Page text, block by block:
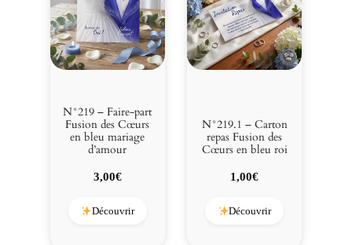
N°219 – Faire-part
Fusion des Cœurs
en bleu mariage
d’amour
3,00€
Découvrir
N°219.1 – Carton
repas Fusion des
Cœurs en bleu roi
1,00€
Découvrir